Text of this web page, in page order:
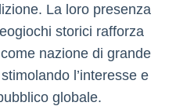
La loro presenza
storici rafforza
come nazione di grande
l’interesse e
globale.